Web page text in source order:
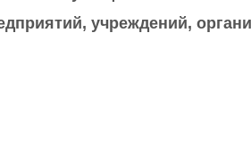
учреждений,